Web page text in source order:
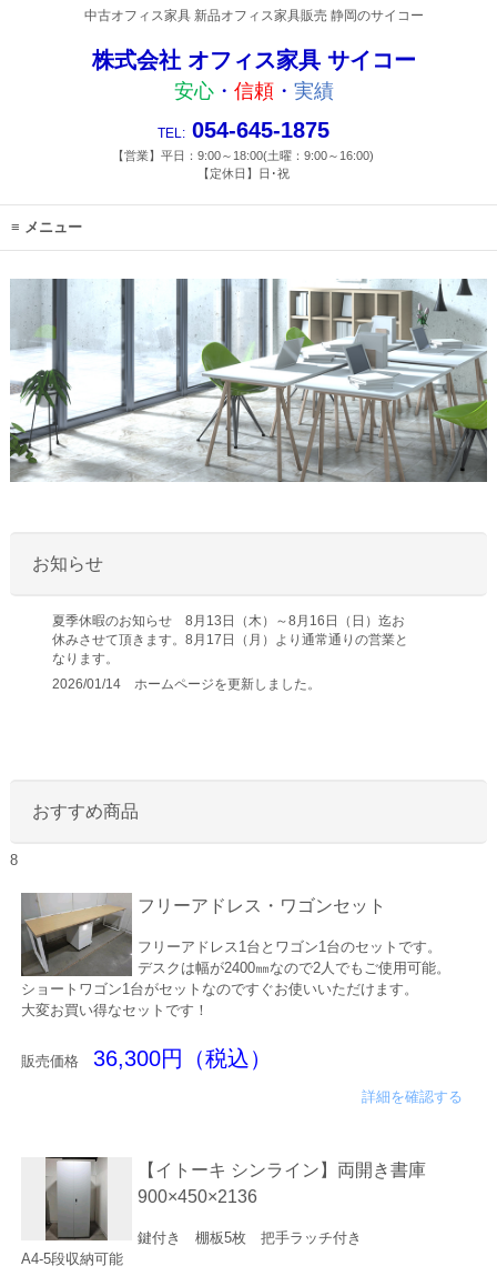
中古オフィス家具 新品オフィス家具販売 静岡のサイコー
株式会社 オフィス家具 サイコー
安心 ・ 信頼 ・ 実績
TEL:054-645-1875
【営業】平日：9:00～18:00(土曜：9:00～16:00)
【定休日】日･祝
メニュー
お知らせ
夏季休暇のお知らせ 8月13日（木）～8月16日（日）迄お
休みさせて頂きます。8月17日（月）より通常通りの営業と
なります。
2026/01/14 ホームページを更新しました。
おすすめ商品
8
フリーアドレス・ワゴンセット
フリーアドレス1台とワゴン1台のセットです。
デスクは幅が2400㎜なので2人でもご使用可能。
ショートワゴン1台がセットなのですぐお使いいただけます。
大変お買い得なセットです！
販売価格 36,300円（税込）
詳細を確認する
【イトーキ シンライン】両開き書庫
900×450×2136
鍵付き 棚板5枚 把手ラッチ付き
A4-5段収納可能